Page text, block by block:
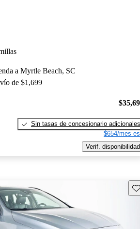
a Myrtle Beach, SC
de $1,699
Sin tasas de concesionario adicionales
$654/mes
Verif. disponibilidad